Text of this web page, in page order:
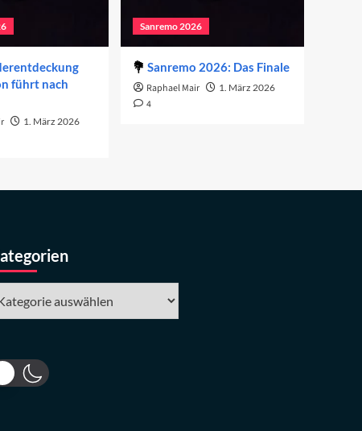
führt nach
1. März 2026
Sanremo 2026
Sanremo 2026: Das Finale
Raphael Mair 1. März 2026
4